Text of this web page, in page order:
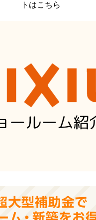
トはこちら